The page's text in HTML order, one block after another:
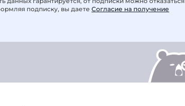
подписку, вы даете Согласие на получение